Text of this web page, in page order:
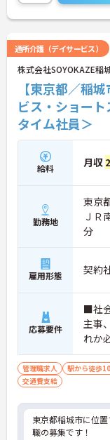
い！
通所介護（デイサービス）
株式会社SOYOKAZE稲
【東京都／稲
ビス・ショー
タイム社員＞
給料 月収
勤務地
東京
ＪＲ
分
雇用形態 契約
応募要件
■社
主事
れか
須、
管理職求人 駅から徒歩
交通費支給
東京都稲城市に位
職の募集です！